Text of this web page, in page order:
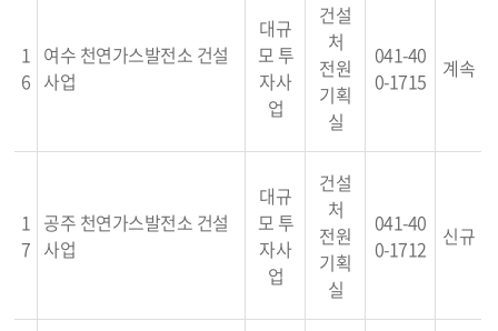
1
6
여수 천연가스발전소 건설
사업
대규
모 투
자사
업
건설
처
전원
기획
실
041-40
0-1715
계속
1
7
공주 천연가스발전소 건설
사업
대규
모 투
자사
업
건설
처
전원
기획
실
041-40
0-1712
신규